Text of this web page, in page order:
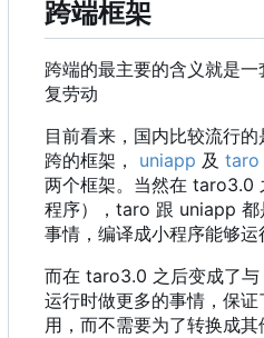
跨端框架
跨端的最主要的含义就是
复劳动
目前看来，国内比较流行
跨的框架， uniapp 及 taro
两个框架。当然在 taro3.0
程序） ， taro 跟 uniapp 都
事情，编译成小程序能够运
而在 taro3.0 之后变成了与
运行时做更多的事情，保
用，而不需要为了转换成其